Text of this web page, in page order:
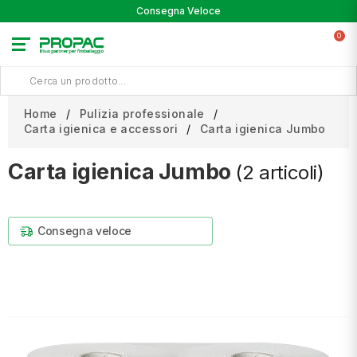
0
Consegna Veloce
Home
Pulizia professionale
Carta igienica e accessori
Carta igienica Jumbo
Carta igienica Jumbo (2 articoli)
Consegna veloce